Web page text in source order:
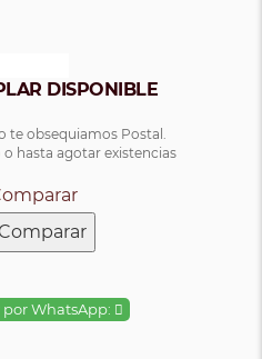
DISPONIBLE
te obsequiamos Postal.
hasta agotar existencias
Comparar
WhatsApp: